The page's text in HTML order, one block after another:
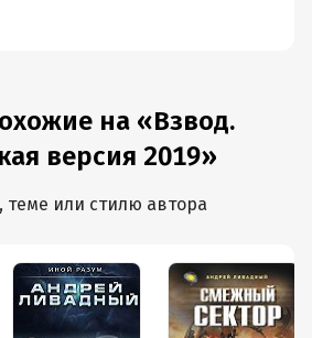
на «Взвод.
версия 2019»
теме или стилю автора